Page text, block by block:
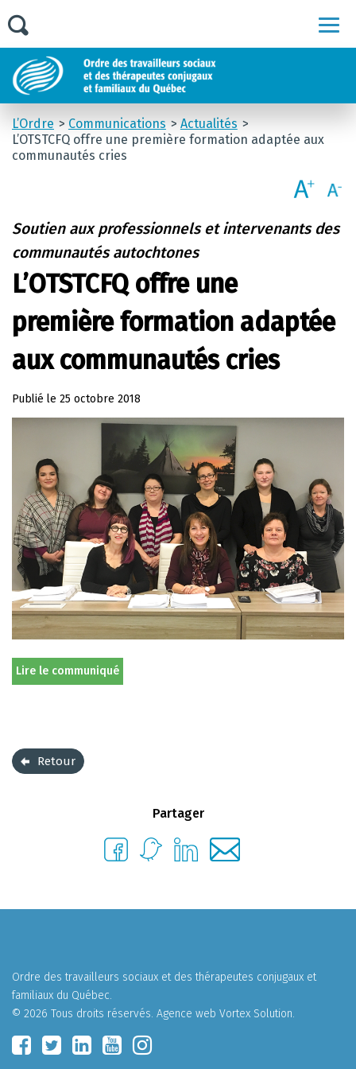
L’Ordre Communications
Actualités
L’OTSTCFQ offre une première formation adaptée aux
communautés cries
Soutien aux professionnels et intervenants des
communautés autochtones
L’OTSTCFQ offre une
première formation adaptée
aux communautés cries
Publié le 25 octobre 2018
Lire le communiqué
Retour
Partager
Ordre des travailleurs sociaux et des thérapeutes conjugaux et
familiaux du Québec.
© 2026 Tous droits réservés. Agence web Vortex Solution.